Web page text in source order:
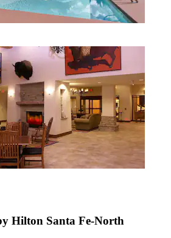
Hilton Santa Fe-North